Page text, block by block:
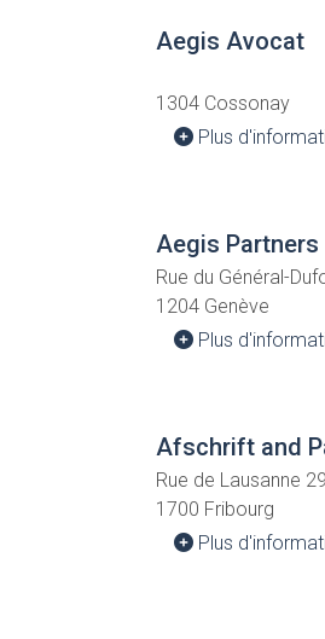
Aegis Avocat
1304 Cossonay
Plus
Aegis Partners
Rue du Général-
1204 Genève
Plus
Afschrift and
Rue de Lausanne 29
1700 Fribourg
Plus